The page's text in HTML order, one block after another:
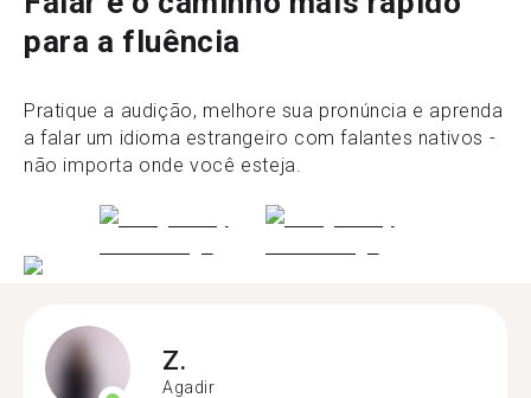
para a fluência
Pratique a audição, melhore sua pronúncia e aprenda
a falar um idioma estrangeiro com falantes nativos -
não importa onde você esteja.
Z.
Agadir